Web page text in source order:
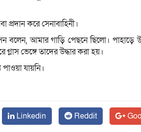
প্রদান করে সেনাবাহিনী।
বলেন, আমার গাড়ি পেছনে ছিলো। পাহাড়ে
ভেঙ্গে তাদের উদ্ধার করা হয়।
যায়নি।
Linkedin Reddit